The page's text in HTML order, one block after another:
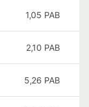
1,05 PAB
2,10 PAB
5,26 PAB